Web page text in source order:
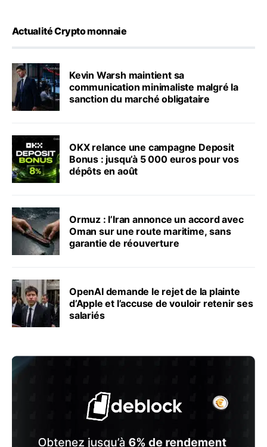
Actualité Crypto monnaie
Kevin Warsh maintient sa
communication minimaliste malgré la
sanction du marché obligataire
OKX relance une campagne Deposit
Bonus : jusqu’à 5 000 euros pour vos
dépôts en août
Ormuz : l’Iran annonce un accord avec
Oman sur une route maritime, sans
garantie de réouverture
OpenAI demande le rejet de la plainte
d’Apple et l’accuse de vouloir retenir ses
salariés